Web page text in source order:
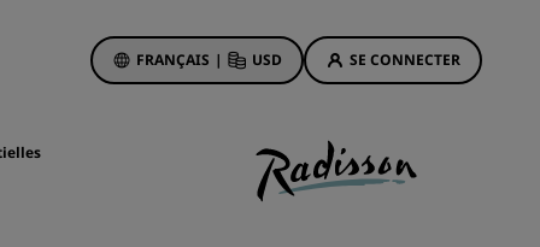
FRANÇAIS | USD SE CONNECTER
Offres d'hôtels